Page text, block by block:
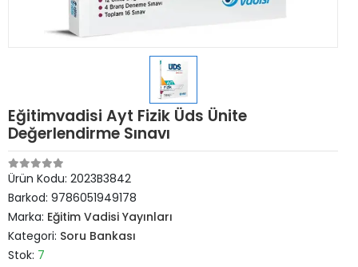
Eğitimvadisi Ayt Fizik Üds Ünite
Değerlendirme Sınavı
Ürün Kodu: 2023B3842
Barkod: 9786051949178
Marka: Eğitim Vadisi Yayınları
Kategori: Soru Bankası
Stok: 7